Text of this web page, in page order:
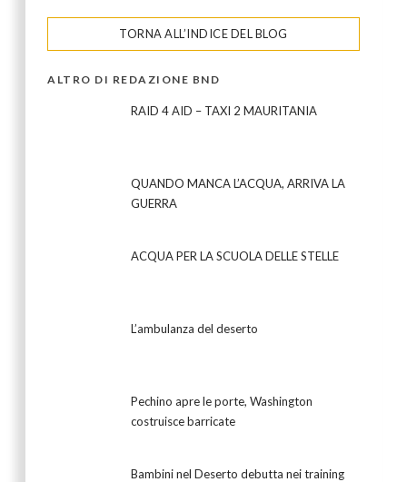
TORNA ALL’INDICE DEL BLOG
ALTRO DI REDAZIONE BND
RAID 4 AID – TAXI 2 MAURITANIA
QUANDO MANCA L’ACQUA, ARRIVA LA
GUERRA
ACQUA PER LA SCUOLA DELLE STELLE
L’ambulanza del deserto
Pechino apre le porte, Washington
costruisce barricate
Bambini nel Deserto debutta nei training